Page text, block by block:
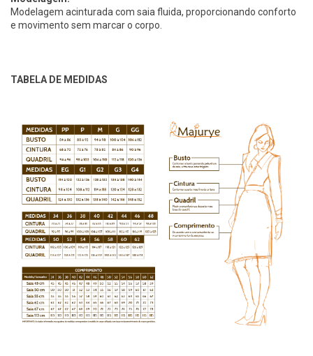
Modelagem acinturada com saia fluida, proporcionando conforto
e movimento sem marcar o corpo.
TABELA DE MEDIDAS